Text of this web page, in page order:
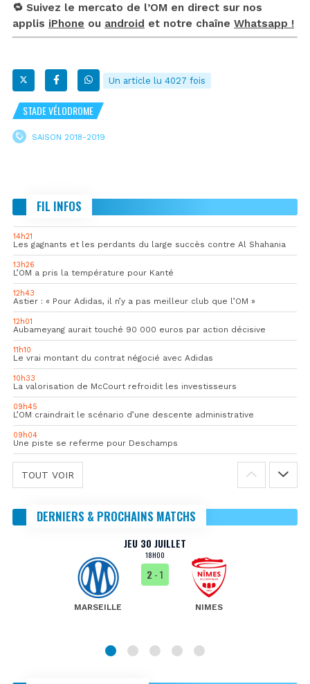
🔁 Suivez le mercato de l’OM en direct sur nos
applis iPhone ou android et notre chaîne Whatsapp !
Un article lu 4027 fois
STADE VÉLODROME
SAISON 2018-2019
FIL INFOS
14h21
Les gagnants et les perdants du large succès contre Al Shahania
13h26
L’OM a pris la température pour Kanté
12h43
Astier : « Pour Adidas, il n’y a pas meilleur club que l’OM »
12h01
Aubameyang aurait touché 90 000 euros par action décisive
11h10
Le vrai montant du contrat négocié avec Adidas
10h33
La valorisation de McCourt refroidit les investisseurs
09h45
L’OM craindrait le scénario d’une descente administrative
09h04
Une piste se referme pour Deschamps
TOUT VOIR
DERNIERS & PROCHAINS MATCHS
JEU 30 JUILLET
18H00
MARSEILLE
2 - 1
NIMES